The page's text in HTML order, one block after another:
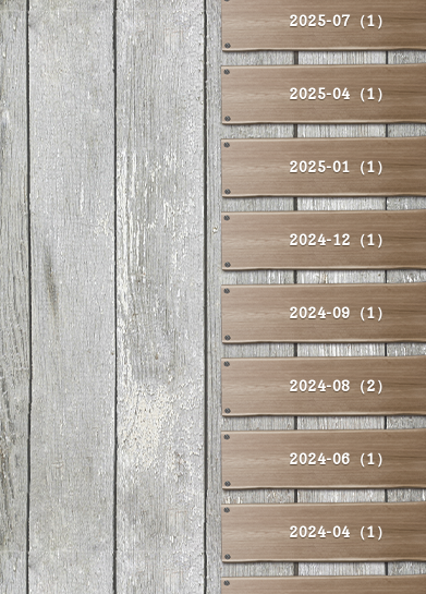
2025-07（1）
2025-04（1）
2025-01（1）
2024-12（1）
2024-09（1）
2024-08（2）
2024-06（1）
2024-04（1）